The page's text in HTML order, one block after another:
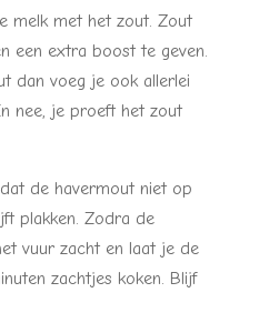
melk met het zout. Zout
een extra boost te geven.
dan voeg je ook allerlei
nee, je proeft het zout
de havermout niet op
plakken. Zodra de
vuur zacht en laat je de
zachtjes koken. Blijf